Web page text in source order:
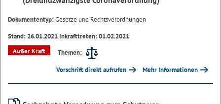
Dokumententyp:Gesetze und Rechtsverordnungen
Stand: 26.01.2021 Inkrafttreten: 01.02.2021
Außer Kraft
Themen:
Vorschrift direkt aufrufen Mehr Informationen